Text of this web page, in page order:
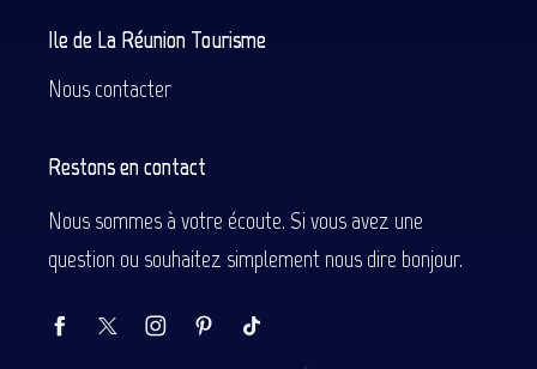
Ile de La Réunion Tourisme
Nous contacter
Restons en contact
Nous sommes à votre écoute. Si vous avez une
question ou souhaitez simplement nous dire bonjour.